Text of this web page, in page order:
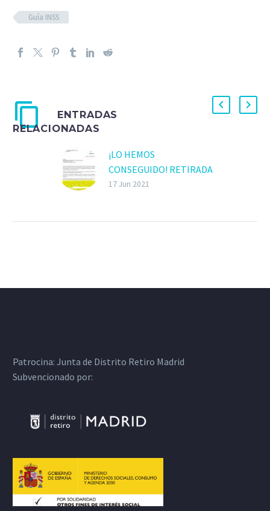
Guía INSS
ENTRADAS
RELACIONADAS
¡LO HEMOS
CONSEGUIDO! RETIRADA
DE LA GUÍA INSS
17 Jun 2021
Patrocina: Junta de Distrito Retiro Madrid
Subvencionado por: